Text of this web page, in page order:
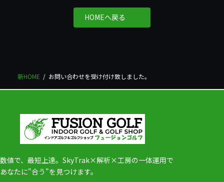
HOMEへ戻る
新HOME お問い合わせを受け付け致しました。
数値で、最短上達。SkyTrak×解析×工房の一体運用で
あなたに"合う"を見つけます。